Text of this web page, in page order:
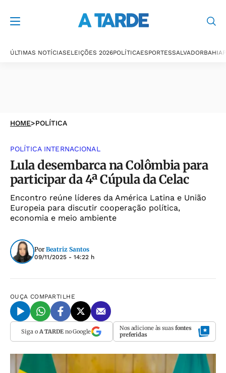
ÚLTIMAS NOTÍCIASELEIÇÕES 2026POLÍTICAESPORTESSALVADORBAHIA
HOME>POLÍTICA
POLÍTICA INTERNACIONAL
Lula desembarca na Colômbia para
participar da 4ª Cúpula da Celac
Encontro reúne líderes da América Latina e União
Europeia para discutir cooperação política,
economia e meio ambiente
Por Beatriz Santos
09/11/2025 - 14:22 h
OUÇA COMPARTILHE
Siga o A TARDEno Google Nos adicione às suas fontes
preferidas